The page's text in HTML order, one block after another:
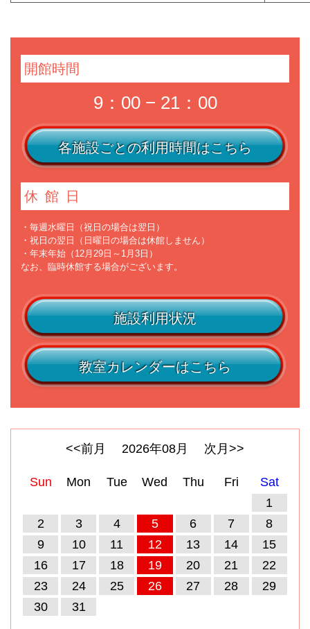
開館時間
9：00 − 21：00
各施設ごとの利用時間はこちら
休館日
・毎週水曜日（祝日の場合は翌日）
・祝日の翌日（日曜日の場合は休館しません）
・年末年始（12月29日～1月3日）
なお、臨時休館する場合がございます。
施設利用状況
教室カレンダーはこちら
<<前月 2026年08月 次月>>
Sun Mon Tue Wed Thu Fri
Sat
1
2
3 4 5 6 7
8
9
10 11 12 13 14
15
16
17 18 19 20 21
22
23
24 25 26 27 28
29
30
31